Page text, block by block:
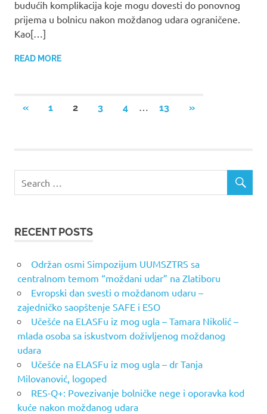
budućih komplikacija koje mogu dovesti do ponovnog
prijema u bolnicu nakon moždanog udara ograničene.
Kao[…]
READ MORE
« PREVIOUS
1 2 3 4 … 13
NEXT
»
RECENT POSTS
Održan osmi Simpozijum UUMSZTRS sa
centralnom temom “moždani udar” na Zlatiboru
Evropski dan svesti o moždanom udaru –
zajedničko saopštenje SAFE i ESO
Učešće na ELASFu iz mog ugla – Tamara Nikolić –
mlada osoba sa iskustvom doživljenog moždanog
udara
Učešće na ELASFu iz mog ugla – dr Tanja
Milovanović, logoped
RES-Q+: Povezivanje bolničke nege i oporavka kod
kuće nakon moždanog udara